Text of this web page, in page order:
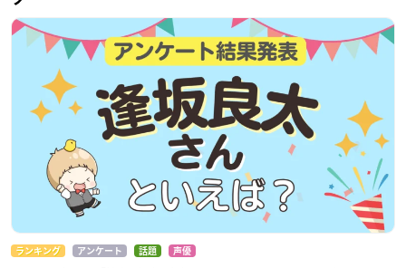
ランキング アンケート 話題 声優